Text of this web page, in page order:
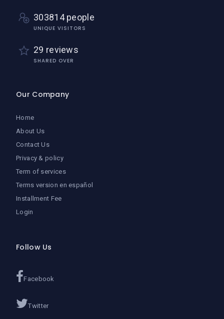
303814 people
UNIQUE VISITORS
29 reviews
SHARED OVER
Our Company
Home
About Us
Contact Us
Privacy & policy
Term of services
Terms version en español
Installment Fee
Login
Follow Us
Facebook
Twitter